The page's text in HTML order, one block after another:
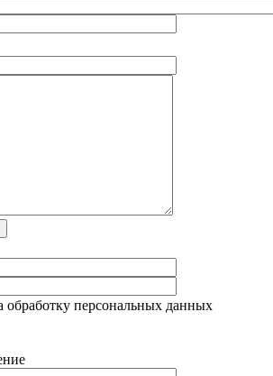
обработку персональных данных